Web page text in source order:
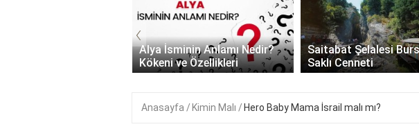
Alya İsminin Anlamı Nedir?
Kökeni ve Özellikleri
Saitabat Şelalesi Bursa’nın
Saklı Cenneti
‹
Anasayfa Kimin Malı Hero Baby Mama İsrail malı mı?